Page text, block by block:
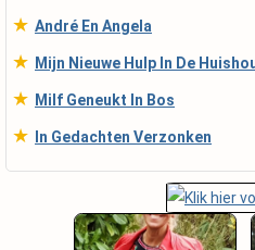
★ André En Angela
★ Mijn Nieuwe Hulp In De
★ Milf Geneukt In Bos
★ In Gedachten Verzonken